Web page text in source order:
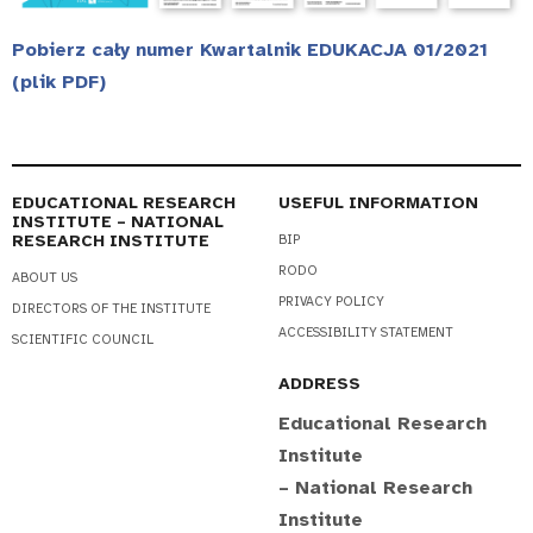
Pobierz cały numer Kwartalnik EDUKACJA 01/2021
(plik PDF)
EDUCATIONAL RESEARCH
INSTITUTE – NATIONAL
RESEARCH INSTITUTE
ABOUT US
DIRECTORS OF THE INSTITUTE
SCIENTIFIC COUNCIL
USEFUL INFORMATION
BIP
RODO
PRIVACY POLICY
ACCESSIBILITY STATEMENT
ADDRESS
Educational Research
Institute
– National Research
Institute